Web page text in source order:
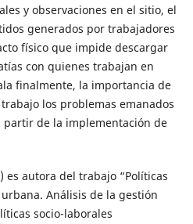
y observaciones en el sitio, el
generados por trabajadores
físico que impide descargar
con quienes trabajan en
finalmente, la importancia de
los problemas emanados
partir de la implementación de
es autora del trabajo “Políticas
Análisis de la gestión
socio-laborales